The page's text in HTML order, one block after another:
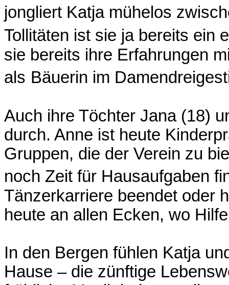
jongliert Katja mühelos
Tollitäten ist sie ja bereits ein
sie bereits ihre Erfahrungen
als Bäuerin im
Auch ihre Töchter Jana (18)
durch. Anne ist heute
Gruppen, die der Verein zu
noch Zeit für Hausaufgaben
Tänzerkarriere beendet oder
heute an allen Ecken, wo
In den Bergen fühlen Katja
Hause – die zünftige